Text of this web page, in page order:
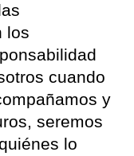
los
cuando
y
seremos
lo